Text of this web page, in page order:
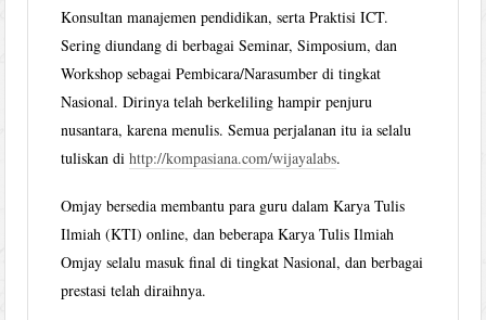
Konsultan manajemen pendidikan, serta Praktisi ICT.
Sering diundang di berbagai Seminar, Simposium, dan
Workshop sebagai Pembicara/Narasumber di tingkat
Nasional. Dirinya telah berkeliling hampir penjuru
nusantara, karena menulis. Semua perjalanan itu ia selalu
tuliskan dihttp://kompasiana.com/wijayalabs.
Omjay bersedia membantu para guru dalam Karya Tulis
Ilmiah (KTI) online, dan beberapa Karya Tulis Ilmiah
Omjay selalu masuk final di tingkat Nasional, dan berbagai
prestasi telah diraihnya.